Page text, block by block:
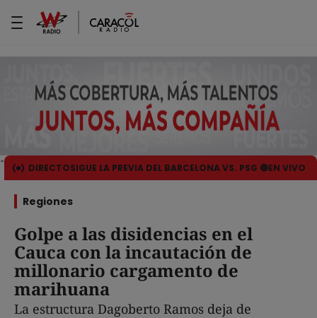
DIRECTOSIGUE LA PREVIA DEL BARCELONA VS. PSG 🔴EN VIVO
Regiones
Golpe a las disidencias en el
Cauca con la incautación de
millonario cargamento de
marihuana
La estructura Dagoberto Ramos deja de